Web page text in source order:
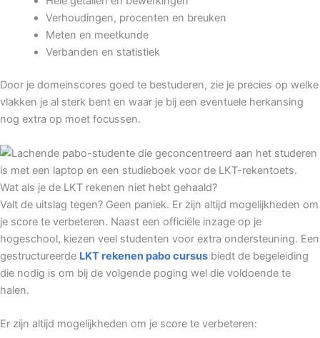
Verhoudingen, procenten en breuken
Meten en meetkunde
Verbanden en statistiek
Door je domeinscores goed te bestuderen, zie je precies op welke
vlakken je al sterk bent en waar je bij een eventuele herkansing
nog extra op moet focussen.
Wat als je de LKT rekenen niet hebt gehaald?
Valt de uitslag tegen? Geen paniek. Er zijn altijd mogelijkheden om
je score te verbeteren. Naast een officiële inzage op je
hogeschool, kiezen veel studenten voor extra ondersteuning. Een
gestructureerde LKT rekenen pabo cursus biedt de begeleiding
die nodig is om bij de volgende poging wel die voldoende te
halen.
Er zijn altijd mogelijkheden om je score te verbeteren: